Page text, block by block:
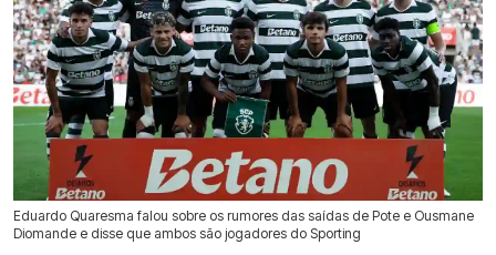
Eduardo Quaresma falou sobre os rumores das saídas de Pote e Ousmane
Diomande e disse que ambos são jogadores do Sporting